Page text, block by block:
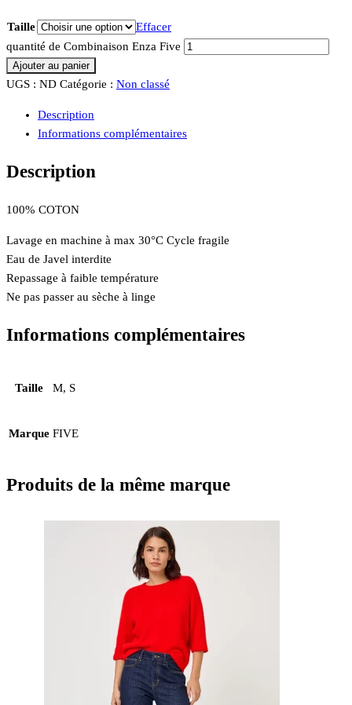
Taille
Effacer
quantité de Combinaison Enza Five
Ajouter au panier
UGS : ND Catégorie : Non classé
Description
Informations complémentaires
Description
100% COTON
Lavage en machine à max 30°C Cycle fragile
Eau de Javel interdite
Repassage à faible température
Ne pas passer au sèche à linge
Informations complémentaires
Taille M, S
Marque FIVE
Produits de la même marque